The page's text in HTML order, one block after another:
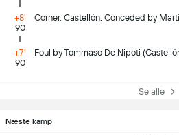
+8'
90
Corner, Castellón. Conceded by
+7'
90
Foul by Tommaso De Nipoti
Se alle
Næste kamp